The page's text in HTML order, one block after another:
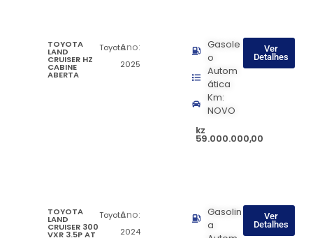
TOYOTA
LAND
CRUISER HZ
CABINE
ABERTA
ToyotaAno:
2025
Gasole
o
Autom
ática
Km:
NOVO
kz
59.000.000,00
Ver
Detalhes
TOYOTA
LAND
CRUISER 300
VXR 3.5P AT
ToyotaAno:
2024
Gasolin
a
Ver
Detalhes